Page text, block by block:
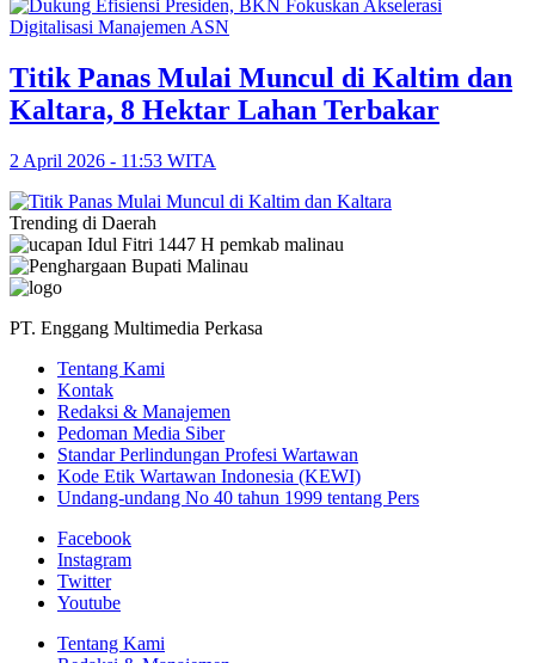
Titik Panas Mulai Muncul di Kaltim dan
Kaltara, 8 Hektar Lahan Terbakar
2 April 2026 - 11:53 WITA
Trending di Daerah
PT. Enggang Multimedia Perkasa
Tentang Kami
Kontak
Redaksi & Manajemen
Pedoman Media Siber
Standar Perlindungan Profesi Wartawan
Kode Etik Wartawan Indonesia (KEWI)
Undang-undang No 40 tahun 1999 tentang Pers
Facebook
Instagram
Twitter
Youtube
Tentang Kami